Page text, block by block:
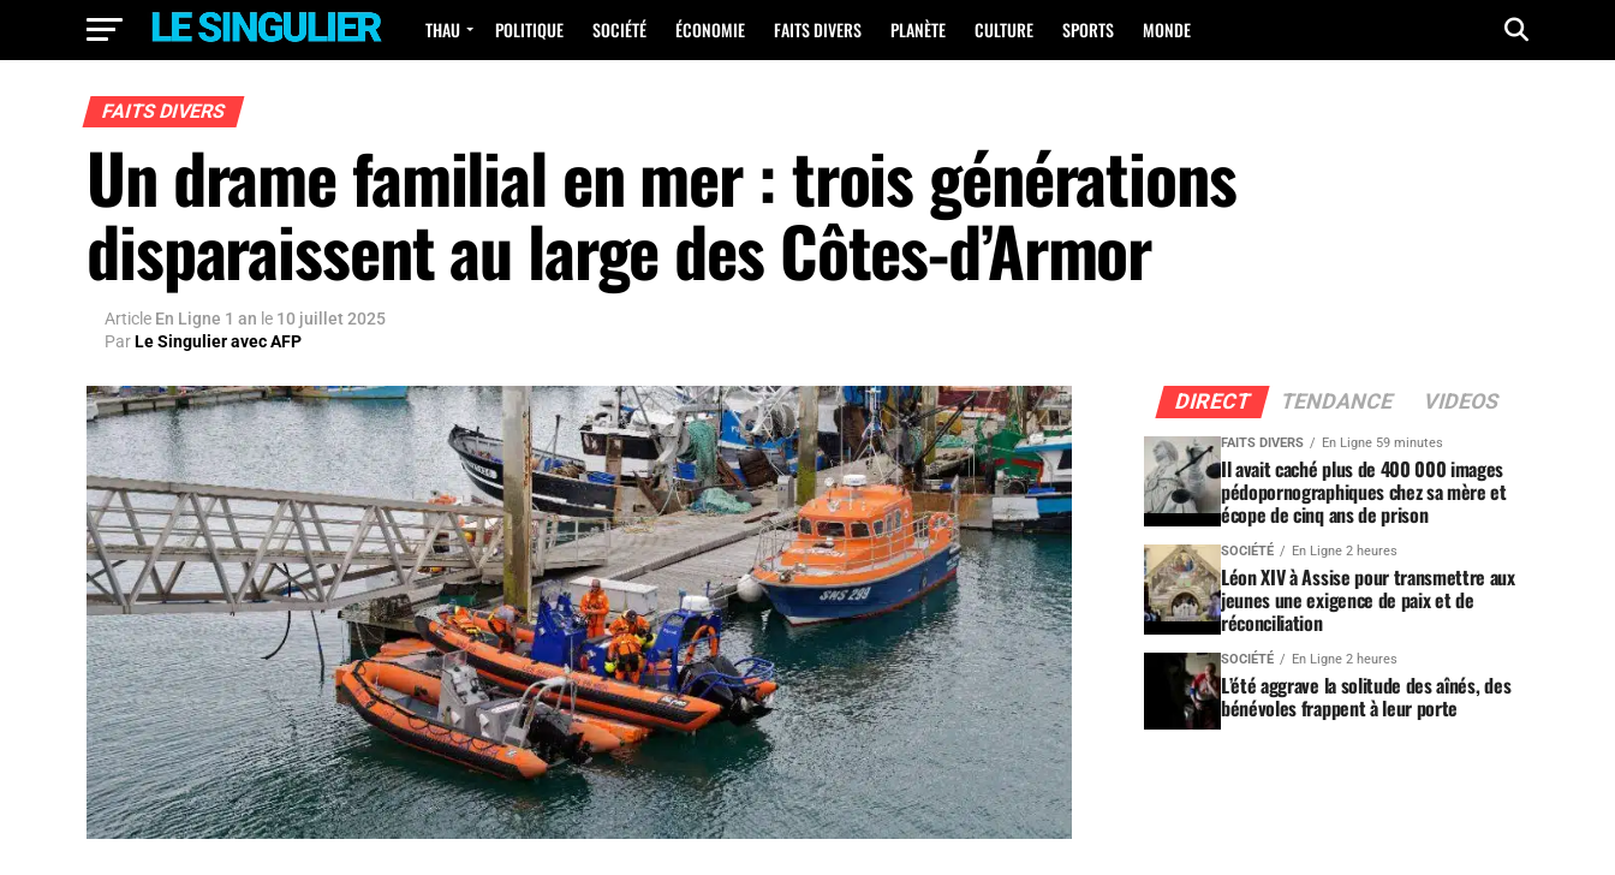
THAU POLITIQUE SOCIÉTÉ ÉCONOMIE FAITS DIVERS PLANÈTE CULTURE SPORTS MONDE
FAITS DIVERS
Un drame familial en mer : trois générations
disparaissent au large des Côtes-d’Armor
Article En Ligne 1 an le 10 juillet 2025
ParLe Singulier avec AFP
DIRECT TENDANCE VIDEOS
FAITS DIVERS En Ligne 59 minutes
Il avait caché plus de 400 000 images
pédopornographiques chez sa mère et
écope de cinq ans de prison
SOCIÉTÉ En Ligne 2 heures
Léon XIV à Assise pour transmettre aux
jeunes une exigence de paix et de
réconciliation
SOCIÉTÉ En Ligne 2 heures
L’été aggrave la solitude des aînés, des
bénévoles frappent à leur porte